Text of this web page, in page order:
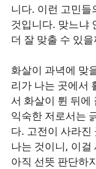
니다. 이런 고민
것입니다. 맞느냐
더 잘 맞출 수 있
화살이 과녁에 맞
리가 나는 곳에서
서 화살이 튄 뒤에
익숙한 저로서는
다. 고전이 사라
나는 것이니, 이걸
아직 선뜻 판단하